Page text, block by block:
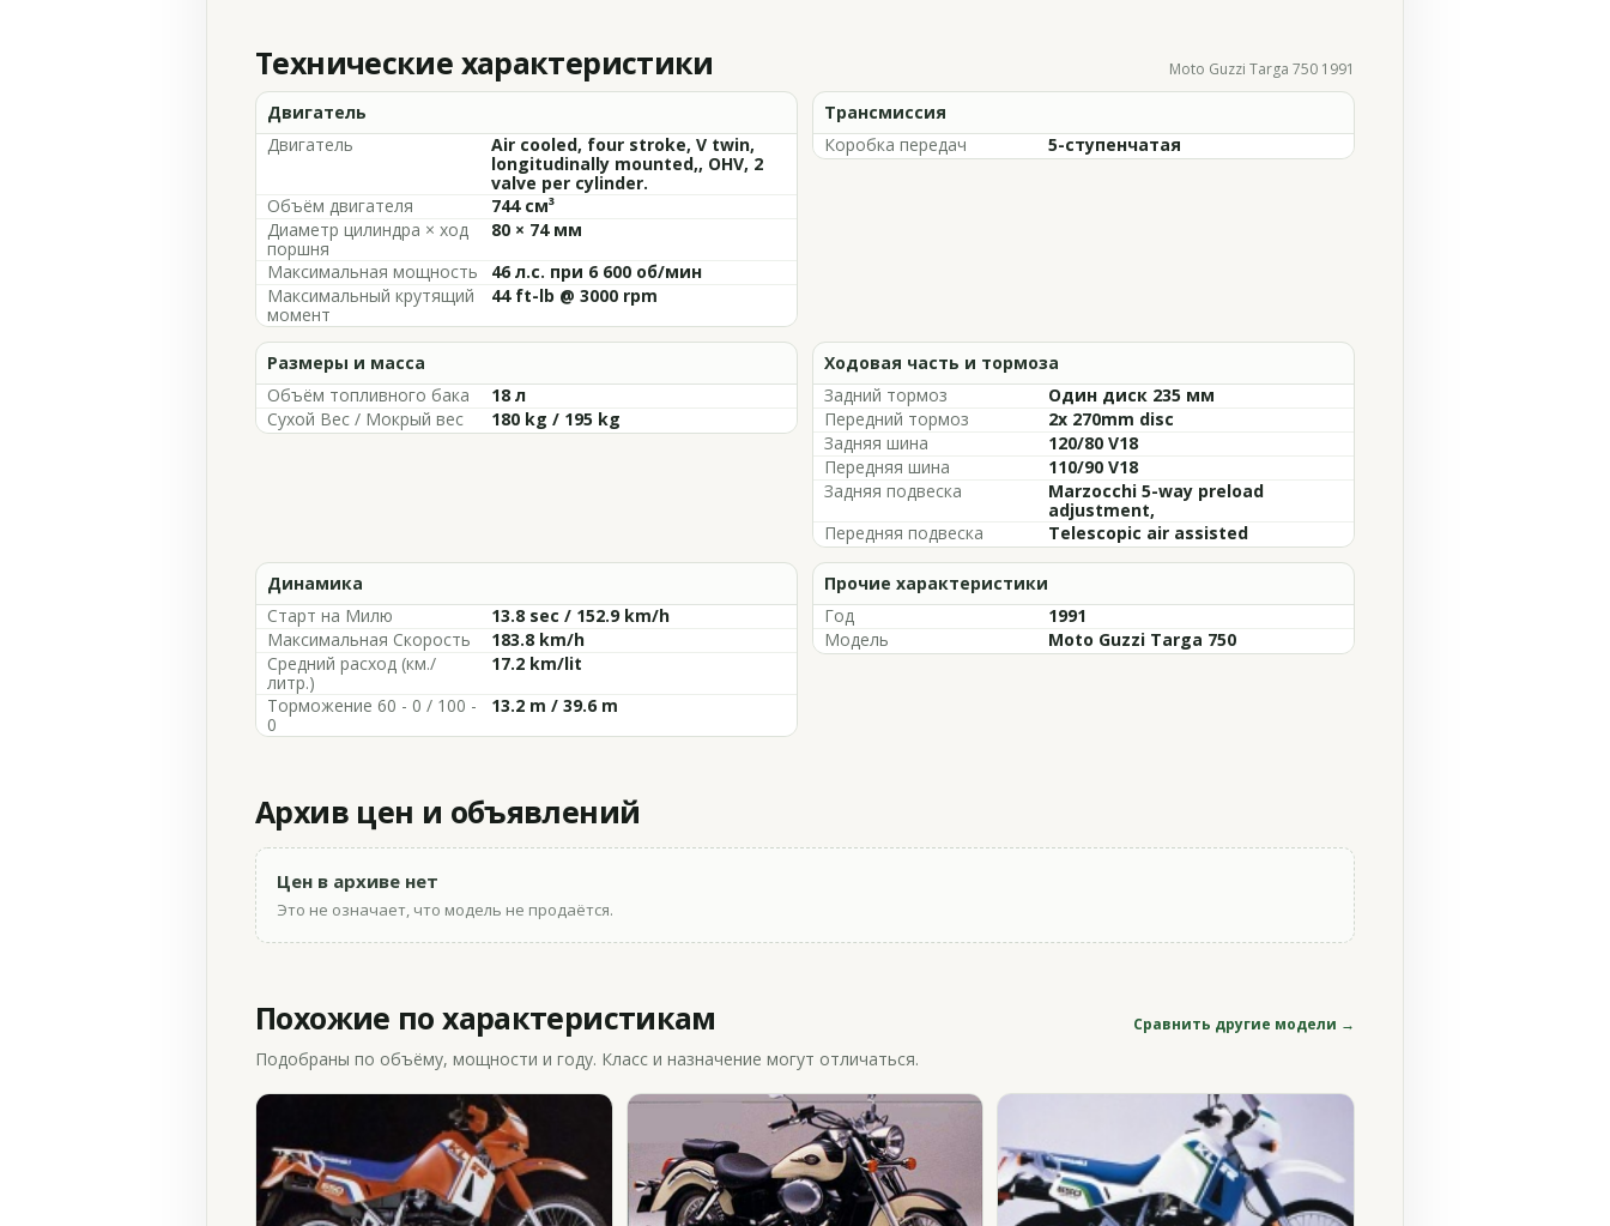
Технические характеристики Moto Guzzi Targa 750 1991
Двигатель
Двигатель
Air cooled, four stroke, V twin,
longitudinally mounted,, OHV, 2
valve per cylinder.
Объём двигателя
744 см³
Диаметр цилиндра × ход
поршня
80 × 74 мм
Максимальная мощность
46 л.с. при 6 600 об/мин
Максимальный крутящий
момент
44 ft-lb @ 3000 rpm
Трансмиссия
Коробка передач
5-ступенчатая
Размеры и масса
Объём топливного бака
18 л
Сухой Вес / Мокрый вес
180 kg / 195 kg
Ходовая часть и тормоза
Задний тормоз
Один диск 235 мм
Передний тормоз
2x 270mm disc
Задняя шина
120/80 V18
Передняя шина
110/90 V18
Задняя подвеска
Marzocchi 5-way preload
adjustment,
Передняя подвеска
Telescopic air assisted
Динамика
Старт на Милю
13.8 sec / 152.9 km/h
Максимальная Скорость
183.8 km/h
Средний расход (км./
литр.)
17.2 km/lit
Торможение 60 - 0 / 100 -
0
13.2 m / 39.6 m
Прочие характеристики
Год
1991
Модель
Moto Guzzi Targa 750
Архив цен и объявлений
Цен в архиве нет
Это не означает, что модель не продаётся.
Похожие по характеристикам Сравнить другие модели →
Подобраны по объёму, мощности и году. Класс и назначение могут отличаться.